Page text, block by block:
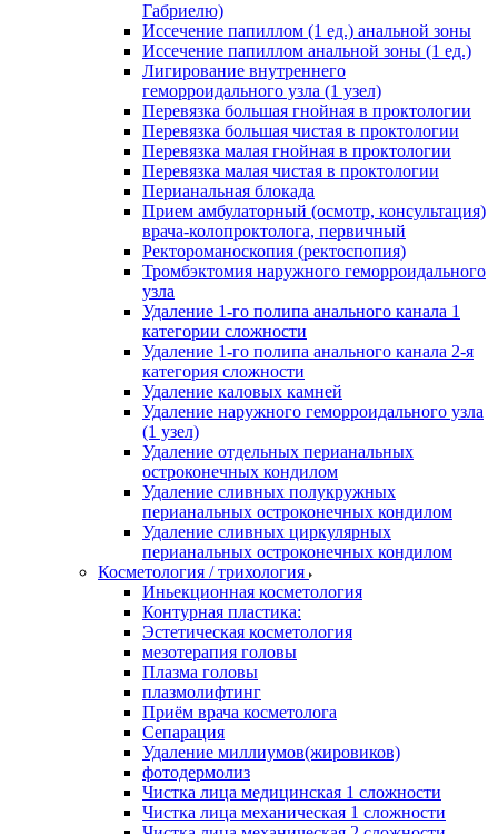
Габриелю)
Иссечение папиллом (1 ед.) анальной зоны
Иссечение папиллом анальной зоны (1 ед.)
Лигирование внутреннего
геморроидального узла (1 узел)
Перевязка большая гнойная в проктологии
Перевязка большая чистая в проктологии
Перевязка малая гнойная в проктологии
Перевязка малая чистая в проктологии
Перианальная блокада
Прием амбулаторный (осмотр, консультация)
врача-колопроктолога, первичный
Ректороманоскопия (ректоспопия)
Тромбэктомия наружного геморроидального
узла
Удаление 1-го полипа анального канала 1
категории сложности
Удаление 1-го полипа анального канала 2-я
категория сложности
Удаление каловых камней
Удаление наружного геморроидального узла
(1 узел)
Удаление отдельных перианальных
остроконечных кондилом
Удаление сливных полукружных
перианальных остроконечных кондилом
Удаление сливных циркулярных
перианальных остроконечных кондилом
Косметология / трихология
Иньекционная косметология
Контурная пластика:
Эстетическая косметология
мезотерапия головы
Плазма головы
плазмолифтинг
Приём врача косметолога
Сепарация
Удаление миллиумов(жировиков)
фотодермолиз
Чистка лица медицинская 1 сложности
Чистка лица механическая 1 сложности